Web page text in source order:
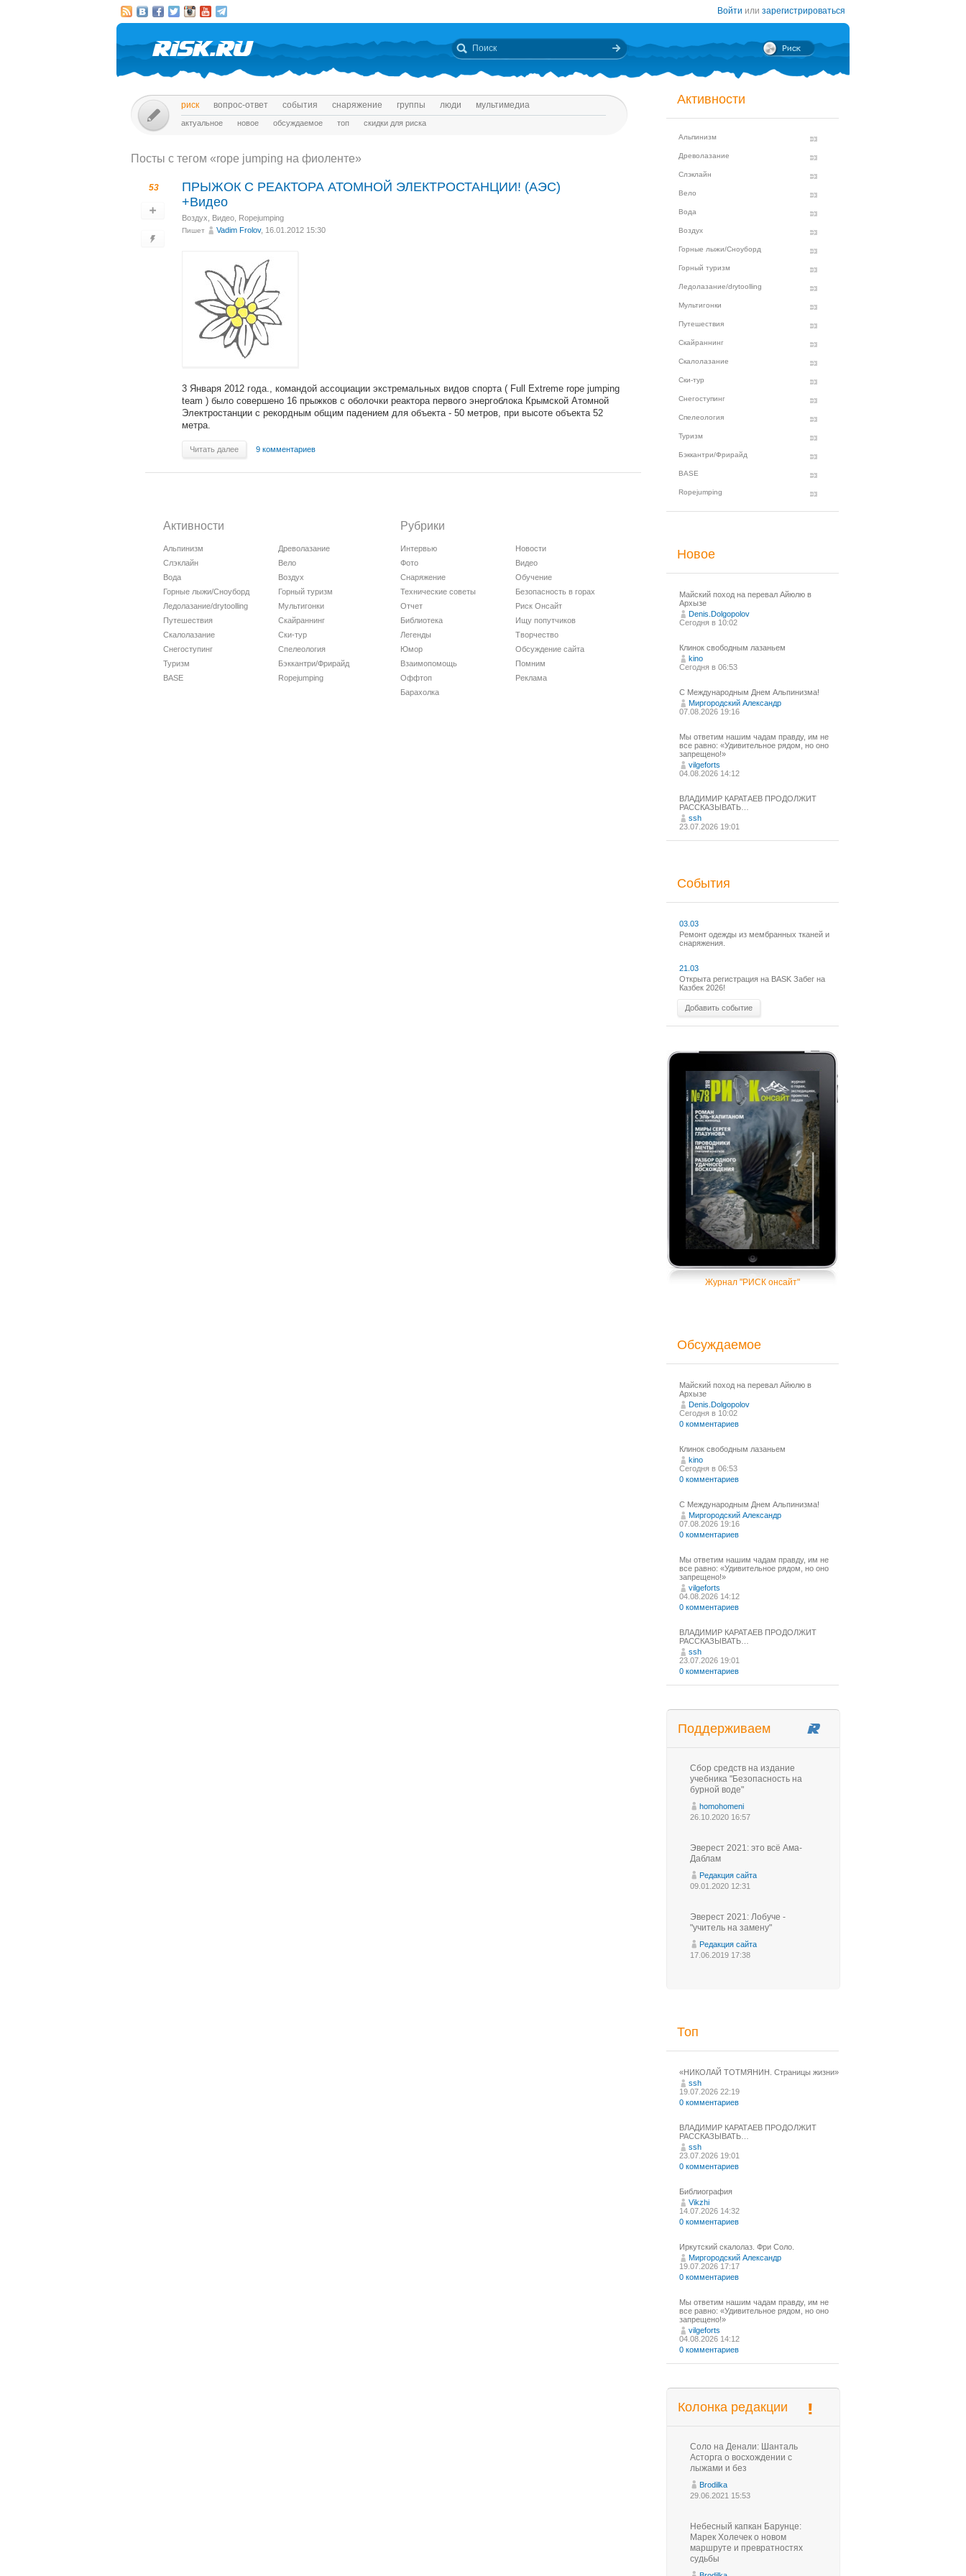
Войти или зарегистрироваться
риск вопрос-ответ события снаряжение группы люди мультимедиа
актуальное новое обсуждаемое топ скидки для риска
Посты c тегом «rope jumping на фиоленте»
53
ПРЫЖОК С РЕАКТОРА АТОМНОЙ ЭЛЕКТРОСТАНЦИИ! (АЭС)
+Видео
Воздух Видео Ropejumping
Пишет Vadim Frolov, 16.01.2012 15:30
3 Января 2012 года., командой ассоциации экстремальных видов спорта ( Full Extreme rope jumping
team ) было совершено 16 прыжков с оболочки реактора первого энергоблока Крымской Атомной
Электростанции с рекордным общим падением для объекта - 50 метров, при высоте объекта 52
метра.
Читать далее 9 комментариев
Активности
Альпинизм
Древолазание
Слэклайн
Вело
Вода
Воздух
Горные лыжи/Сноуборд
Горный туризм
Ледолазание/drytoolling
Мультигонки
Путешествия
Скайраннинг
Скалолазание
Ски-тур
Снегоступинг
Спелеология
Туризм
Бэккантри/Фрирайд
BASE
Ropejumping
Рубрики
Интервью
Новости
Фото
Видео
Снаряжение
Обучение
Технические советы
Безопасность в горах
Отчет
Риск Онсайт
Библиотека
Ищу попутчиков
Легенды
Творчество
Юмор
Обсуждение сайта
Взаимопомощь
Помним
Оффтоп
Реклама
Барахолка
Активности
Альпинизм
Древолазание
Слэклайн
Вело
Вода
Воздух
Горные лыжи/Сноуборд
Горный туризм
Ледолазание/drytoolling
Мультигонки
Путешествия
Скайраннинг
Скалолазание
Ски-тур
Снегоступинг
Спелеология
Туризм
Бэккантри/Фрирайд
BASE
Ropejumping
Новое
Майский поход на перевал Айюлю в
Архызе
Denis.Dolgopolov
Сегодня в 10:02
Клинок свободным лазаньем
kino
Сегодня в 06:53
С Международным Днем Альпинизма!⁠
Миргородский Александр
07.08.2026 19:16
Мы ответим нашим чадам правду, им не
все равно: «Удивительное рядом, но оно
запрещено!»
vilgeforts
04.08.2026 14:12
ВЛАДИМИР КАРАТАЕВ ПРОДОЛЖИТ
РАССКАЗЫВАТЬ…
ssh
23.07.2026 19:01
События
03.03
Ремонт одежды из мембранных тканей и
снаряжения.
21.03
Открыта регистрация на BASK Забег на
Казбек 2026!
Добавить событие
Журнал "РИСК онсайт"
Обсуждаемое
Майский поход на перевал Айюлю в
Архызе
Denis.Dolgopolov
Сегодня в 10:02
0 комментариев
Клинок свободным лазаньем
kino
Сегодня в 06:53
0 комментариев
С Международным Днем Альпинизма!⁠
Миргородский Александр
07.08.2026 19:16
0 комментариев
Мы ответим нашим чадам правду, им не
все равно: «Удивительное рядом, но оно
запрещено!»
vilgeforts
04.08.2026 14:12
0 комментариев
ВЛАДИМИР КАРАТАЕВ ПРОДОЛЖИТ
РАССКАЗЫВАТЬ…
ssh
23.07.2026 19:01
0 комментариев
Поддерживаем
Сбор средств на издание
учебника "Безопасность на
бурной воде"
homohomeni
26.10.2020 16:57
Эверест 2021: это всё Ама-
Даблам
Редакция сайта
09.01.2020 12:31
Эверест 2021: Лобуче -
"учитель на замену"
Редакция сайта
17.06.2019 17:38
Топ
«НИКОЛАЙ ТОТМЯНИН. Страницы жизни»
ssh
19.07.2026 22:19
0 комментариев
ВЛАДИМИР КАРАТАЕВ ПРОДОЛЖИТ
РАССКАЗЫВАТЬ…
ssh
23.07.2026 19:01
0 комментариев
Библиография
Vikzhi
14.07.2026 14:32
0 комментариев
Иркутский скалолаз. Фри Соло.
Миргородский Александр
19.07.2026 17:17
0 комментариев
Мы ответим нашим чадам правду, им не
все равно: «Удивительное рядом, но оно
запрещено!»
vilgeforts
04.08.2026 14:12
0 комментариев
Колонка редакции
Соло на Денали: Шанталь
Асторга о восхождении с
лыжами и без
Brodilka
29.06.2021 15:53
Небесный капкан Барунце:
Марек Холечек о новом
маршруте и превратностях
судьбы